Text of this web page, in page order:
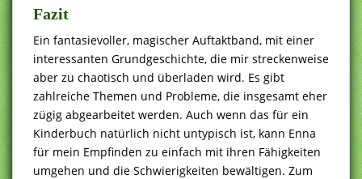
Fazit
Ein fantasievoller, magischer Auftaktband, mit einer
interessanten Grundgeschichte, die mir streckenweise
aber zu chaotisch und überladen wird. Es gibt
zahlreiche Themen und Probleme, die insgesamt eher
zügig abgearbeitet werden. Auch wenn das für ein
Kinderbuch natürlich nicht untypisch ist, kann Enna
für mein Empfinden zu einfach mit ihren Fähigkeiten
umgehen und die Schwierigkeiten bewältigen. Zum